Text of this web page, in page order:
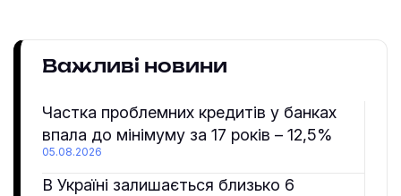
Важливі новини
Частка проблемних кредитів у банках
впала до мінімуму за 17 років – 12,5%
05.08.2026
В Україні залишається близько 6